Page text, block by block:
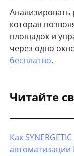
Анализировать
которая
площадок и
через одно
бесплатно.
Читайте
Как
автоматизации